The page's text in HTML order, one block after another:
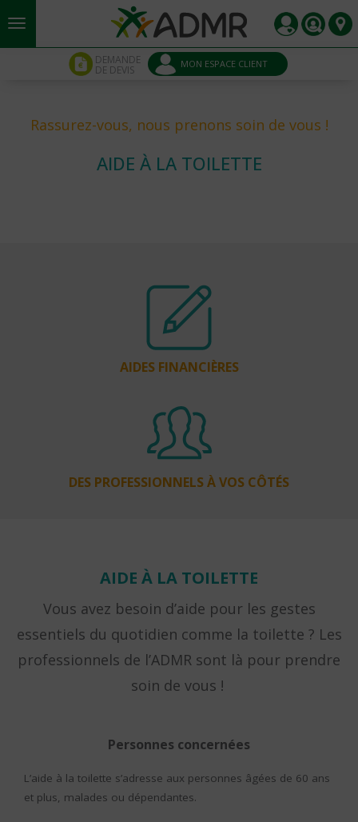
Aller au contenu principal
DEMANDE
DE DEVIS MON ESPACE CLIENT
Rassurez-vous, nous prenons soin de vous !
AIDE À LA TOILETTE
AIDES FINANCIÈRES
DES PROFESSIONNELSÀ VOS CÔTÉS
AIDE À LA TOILETTE
Vous avez besoin d’aide pour les gestes
essentiels du quotidien comme la toilette ? Les
professionnels de l’ADMR sont là pour prendre
soin de vous !
Personnes concernées
L’aide à la toilette s’adresse aux personnes âgées de 60 ans
et plus, malades ou dépendantes.
Panneau de gestion des cookies